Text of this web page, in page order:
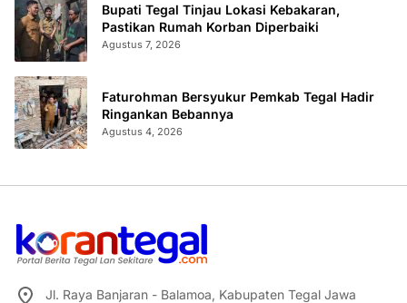
Bupati Tegal Tinjau Lokasi Kebakaran,
Pastikan Rumah Korban Diperbaiki
Agustus 7, 2026
Faturohman Bersyukur Pemkab Tegal Hadir
Ringankan Bebannya
Agustus 4, 2026
Jl. Raya Banjaran - Balamoa, Kabupaten Tegal Jawa